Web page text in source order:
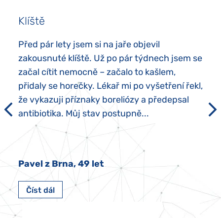
Klíště
Před pár lety jsem si na jaře objevil
zakousnuté klíště. Už po pár týdnech jsem se
začal cítit nemocně – začalo to kašlem,
přidaly se horečky. Lékař mi po vyšetření řekl,
že vykazuji příznaky boreliózy a předepsal
antibiotika. Můj stav postupně...
Pavel z Brna, 49 let
Číst dál